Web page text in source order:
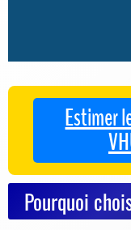
Estimer
Pourquoi